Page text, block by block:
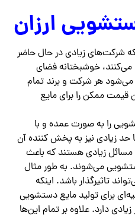
ارزان
شرکت‌های زیادی در حال حاضر
خوشبختانه فضای
می‌شود هر شرکت و برند تمام
قیمت ممکن را برای مایع
را به صورت عمده و با
زیادی نیز به پخش کننده آن
مسائل زیادی هستند که باعث
می‌شوند. به طور مثال
تاثیرگذار باشد. اینکه
برای تولید مایع دستشویی
دارد. علاوه بر تمام این‌ها